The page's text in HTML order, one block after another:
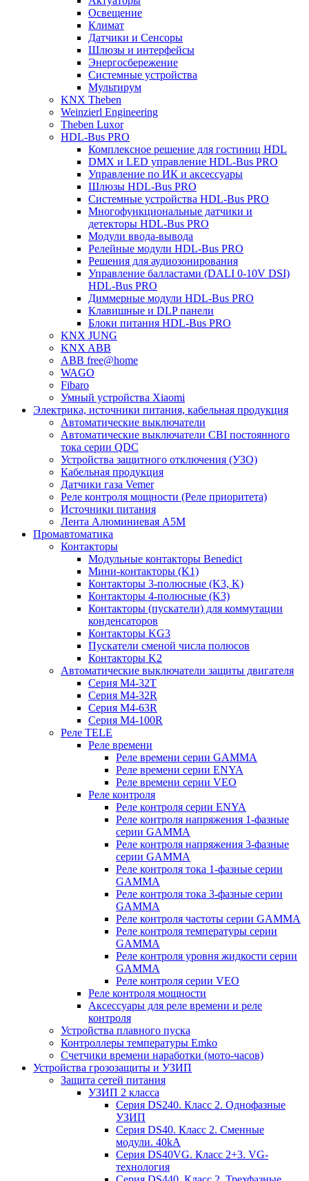
Освещение
Климат
Датчики и Сенсоры
Шлюзы и интерфейсы
Энергосбережение
Системные устройства
Мультирум
KNX Theben
Weinzierl Engineering
Theben Luxor
HDL-Bus PRO
Комплексное решение для гостиниц HDL
DMX и LED управление HDL-Bus PRO
Управление по ИК и аксессуары
Шлюзы HDL-Bus PRO
Системные устройства HDL-Bus PRO
Многофункциональные датчики и
детекторы HDL-Bus PRO
Модули ввода-вывода
Релейные модули HDL-Bus PRO
Решения для аудиозонирования
Управление балластами (DALI 0-10V DSI)
HDL-Bus PRO
Диммерные модули HDL-Bus PRO
Клавишные и DLP панели
Блоки питания HDL-Bus PRO
KNX JUNG
KNX ABB
ABB free@home
WAGO
Fibaro
Умный устройства Xiaomi
Электрика, источники питания, кабельная продукция
Автоматические выключатели
Автоматические выключатели CBI постоянного
тока серии QDC
Устройства защитного отключения (УЗО)
Кабельная продукция
Датчики газа Vemer
Реле контроля мощности (Реле приоритета)
Источники питания
Лента Алюминиевая А5М
Промавтоматика
Контакторы
Модульные контакторы Benedict
Мини-контакторы (K1)
Контакторы 3-полюсные (K3, K)
Контакторы 4-полюсные (K3)
Контакторы (пускатели) для коммутации
конденсаторов
Контакторы KG3
Пускатели сменой числа полюсов
Контакторы K2
Автоматические выключатели защиты двигателя
Серия M4-32T
Серия M4-32R
Серия M4-63R
Серия M4-100R
Реле TELE
Реле времени
Реле времени серии GAMMA
Реле времени серии ENYA
Реле времени серии VEO
Реле контроля
Реле контроля серии ENYA
Реле контроля напряжения 1-фазные
серии GAMMA
Реле контроля напряжения 3-фазные
серии GAMMA
Реле контроля тока 1-фазные серии
GAMMA
Реле контроля тока 3-фазные серии
GAMMA
Реле контроля частоты серии GAMMA
Реле контроля температуры серии
GAMMA
Реле контроля уровня жидкости серии
GAMMA
Реле контроля серии VEO
Реле контроля мощности
Аксессуары для реле времени и реле
контроля
Устройства плавного пуска
Контроллеры температуры Emko
Счетчики времени наработки (мото-часов)
Устройства грозозащиты и УЗИП
Защита сетей питания
УЗИП 2 класса
Серия DS240. Класс 2. Однофазные
УЗИП
Серия DS40. Класс 2. Сменные
модули. 40kA
Серия DS40VG. Класс 2+3. VG-
технология